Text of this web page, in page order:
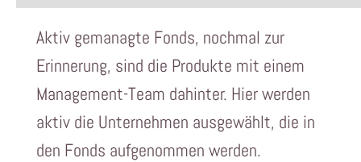
Aktiv gemanagte Fonds, nochmal zur
Erinnerung, sind die Produkte mit einem
Management-Team dahinter. Hier werden
aktiv die Unternehmen ausgewählt, die in
den Fonds aufgenommen werden.